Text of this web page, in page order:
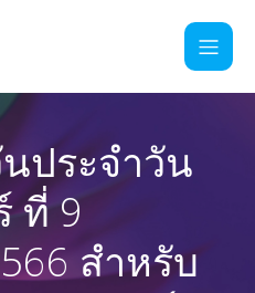
ประจำวัน
ที่ 9
สำหรับ